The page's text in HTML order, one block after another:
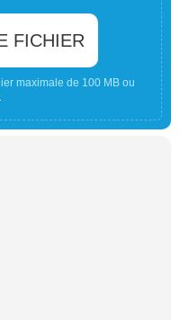
FICHIER
maximale de 100 MB ou